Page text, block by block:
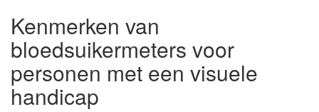
Kenmerken van
bloedsuikermeters voor
personen met een visuele
handicap